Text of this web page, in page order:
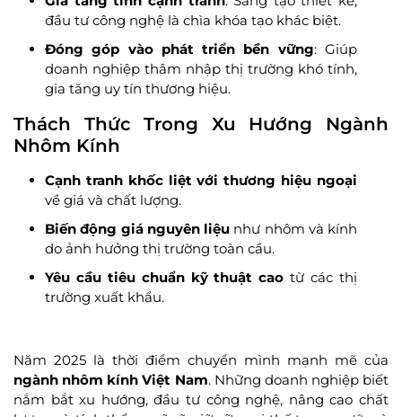
đầu tư công nghệ là chìa khóa tạo khác biệt.
Đóng góp vào phát triển bền vững: Giúp
doanh nghiệp thâm nhập thị trường khó tính,
gia tăng uy tín thương hiệu.
Thách Thức Trong Xu Hướng Ngành
Nhôm Kính
Cạnh tranh khốc liệt với thương hiệu ngoại
về giá và chất lượng.
Biến động giá nguyên liệu như nhôm và kính
do ảnh hưởng thị trường toàn cầu.
Yêu cầu tiêu chuẩn kỹ thuật cao từ các thị
trường xuất khẩu.
Năm 2025 là thời điểm chuyển mình mạnh mẽ của
ngành nhôm kính Việt Nam. Những doanh nghiệp biết
nắm bắt xu hướng, đầu tư công nghệ, nâng cao chất